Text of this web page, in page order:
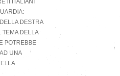
ITALIANI
DESTRA
TEMA DELLA
POTREBBE
UNA